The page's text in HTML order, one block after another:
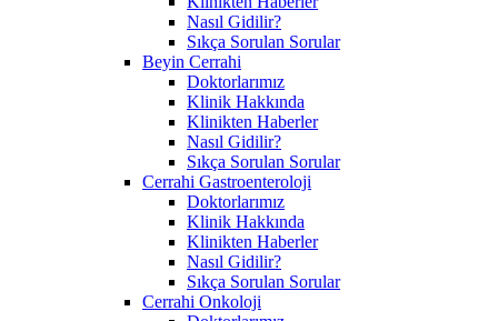
Nasıl Gidilir?
Sıkça Sorulan Sorular
Beyin Cerrahi
Doktorlarımız
Klinik Hakkında
Klinikten Haberler
Nasıl Gidilir?
Sıkça Sorulan Sorular
Cerrahi Gastroenteroloji
Doktorlarımız
Klinik Hakkında
Klinikten Haberler
Nasıl Gidilir?
Sıkça Sorulan Sorular
Cerrahi Onkoloji